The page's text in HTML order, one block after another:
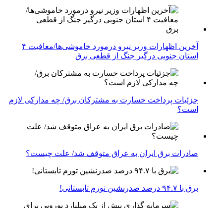
آخرین اظهارات وزیر نیرو درمورد خاموشی‌ها/معافیت ۴
استان جنوبی درگیر جنگ از قطعی برق
جزئیات پرداخت خسارت به مشترکان برق/ چه مدارکی لازم
است؟
صادرات برق ایران به عراق متوقف شد/ علت چیست؟
برق با ۹۴.۷ درصد صدرنشین تورم تابستانی!